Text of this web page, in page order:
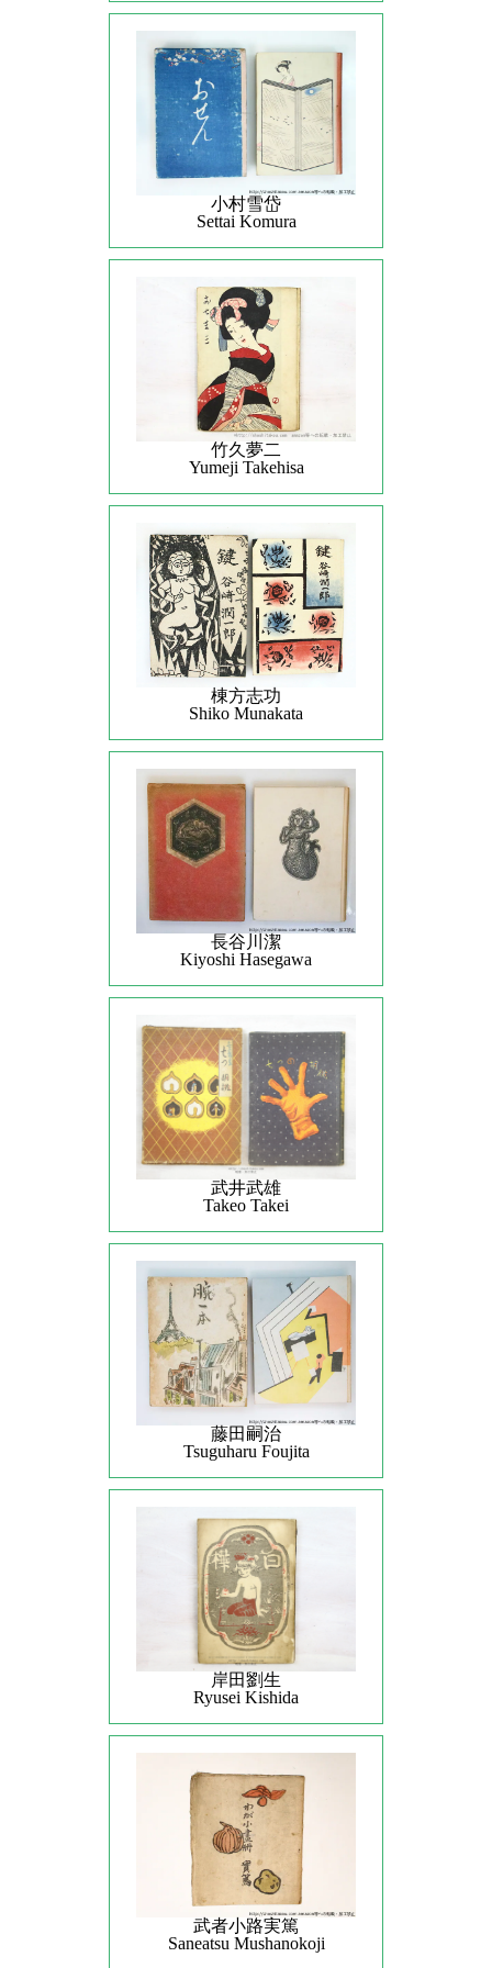
小村雪岱
Settai Komura
竹久夢二
Yumeji Takehisa
棟方志功
Shiko Munakata
長谷川潔
Kiyoshi Hasegawa
武井武雄
Takeo Takei
藤田嗣治
Tsuguharu Foujita
岸田劉生
Ryusei Kishida
武者小路実篤
Saneatsu Mushanokoji